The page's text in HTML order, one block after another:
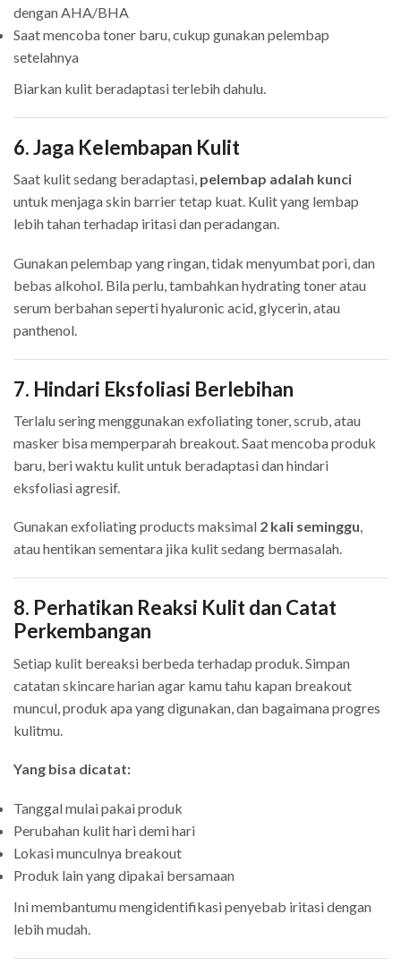
dengan AHA/BHA
Saat mencoba toner baru, cukup gunakan pelembap
setelahnya
Biarkan kulit beradaptasi terlebih dahulu.
6. Jaga Kelembapan Kulit
Saat kulit sedang beradaptasi, pelembap adalah kunci
untuk menjaga skin barrier tetap kuat. Kulit yang lembap
lebih tahan terhadap iritasi dan peradangan.
Gunakan pelembap yang ringan, tidak menyumbat pori, dan
bebas alkohol. Bila perlu, tambahkan hydrating toner atau
serum berbahan seperti hyaluronic acid, glycerin, atau
panthenol.
7. Hindari Eksfoliasi Berlebihan
Terlalu sering menggunakan exfoliating toner, scrub, atau
masker bisa memperparah breakout. Saat mencoba produk
baru, beri waktu kulit untuk beradaptasi dan hindari
eksfoliasi agresif.
Gunakan exfoliating products maksimal 2 kali seminggu,
atau hentikan sementara jika kulit sedang bermasalah.
8. Perhatikan Reaksi Kulit dan Catat
Perkembangan
Setiap kulit bereaksi berbeda terhadap produk. Simpan
catatan skincare harian agar kamu tahu kapan breakout
muncul, produk apa yang digunakan, dan bagaimana progres
kulitmu.
Yang bisa dicatat:
Tanggal mulai pakai produk
Perubahan kulit hari demi hari
Lokasi munculnya breakout
Produk lain yang dipakai bersamaan
Ini membantumu mengidentifikasi penyebab iritasi dengan
lebih mudah.